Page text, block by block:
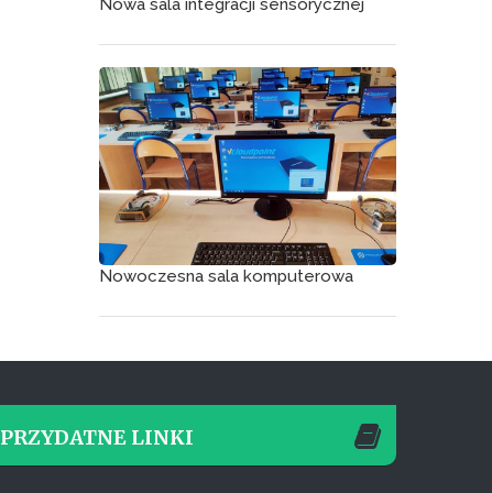
Nowa sala integracji sensorycznej
Nowoczesna sala komputerowa
PRZYDATNE LINKI